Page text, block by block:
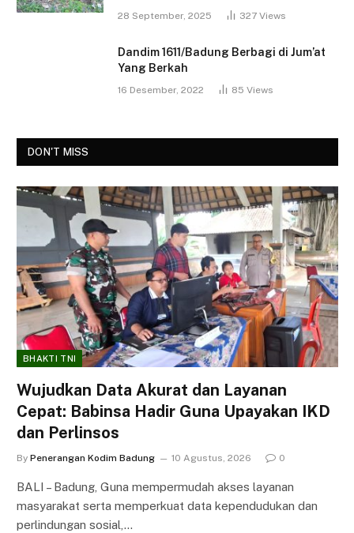
28 September, 2025 327 Views
Dandim 1611/Badung Berbagi di Jum’at
Yang Berkah
16 Desember, 2022 85 Views
DON'T MISS
BHAKTI TNI
Wujudkan Data Akurat dan Layanan
Cepat: Babinsa Hadir Guna Upayakan IKD
dan Perlinsos
By Penerangan Kodim Badung 10 Agustus, 2026 0
BALI – Badung, Guna mempermudah akses layanan
masyarakat serta memperkuat data kependudukan dan
perlindungan sosial,…